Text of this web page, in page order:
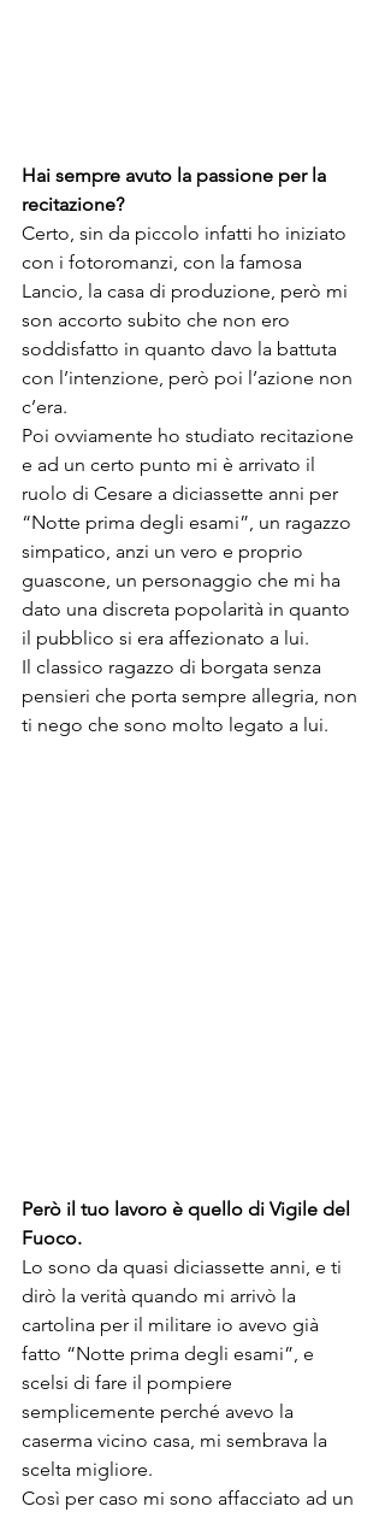
Hai sempre avuto la passione per la
recitazione?
Certo, sin da piccolo infatti ho iniziato
con i fotoromanzi, con la famosa
Lancio, la casa di produzione, però mi
son accorto subito che non ero
soddisfatto in quanto davo la battuta
con l’intenzione, però poi l’azione non
c’era.
Poi ovviamente ho studiato recitazione
e ad un certo punto mi è arrivato il
ruolo di Cesare a diciassette anni per
“Notte prima degli esami”, un ragazzo
simpatico, anzi un vero e proprio
guascone, un personaggio che mi ha
dato una discreta popolarità in quanto
il pubblico si era affezionato a lui.
Il classico ragazzo di borgata senza
pensieri che porta sempre allegria, non
ti nego che sono molto legato a lui.
Però il tuo lavoro è quello di Vigile del
Fuoco.
Lo sono da quasi diciassette anni, e ti
dirò la verità quando mi arrivò la
cartolina per il militare io avevo già
fatto “Notte prima degli esami”, e
scelsi di fare il pompiere
semplicemente perché avevo la
caserma vicino casa, mi sembrava la
scelta migliore.
Così per caso mi sono affacciato ad un